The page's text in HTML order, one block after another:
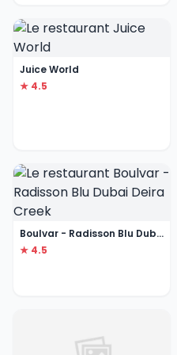
Juice World
★ 4.5
Boulvar - Radisson Blu Dubai Deira Creek
★ 4.5